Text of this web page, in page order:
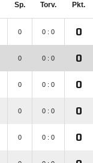
Sp. Torv. Pkt.
0 0 : 0 0
0 0 : 0 0
0 0 : 0 0
0 0 : 0 0
0 0 : 0 0